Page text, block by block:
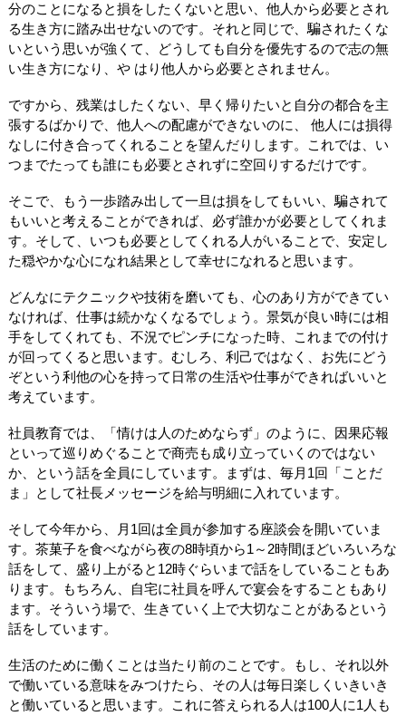
分のことになると損をしたくないと思い、他人から必要とされ
る生き方に踏み出せないのです。それと同じで、騙されたくな
いという思いが強くて、どうしても自分を優先するので志の無
い生き方になり、や はり他人から必要とされません。
ですから、残業はしたくない、早く帰りたいと自分の都合を主
張するばかりで、他人への配慮ができないのに、 他人には損得
なしに付き合ってくれることを望んだりします。これでは、い
つまでたっても誰にも必要とされずに空回りするだけです。
そこで、もう一歩踏み出して一旦は損をしてもいい、騙されて
もいいと考えることができれば、必ず誰かが必要としてくれま
す。そして、いつも必要としてくれる人がいることで、安定し
た穏やかな心になれ結果として幸せになれると思います。
どんなにテクニックや技術を磨いても、心のあり方ができてい
なければ、仕事は続かなくなるでしょう。景気が良い時には相
手をしてくれても、不況でピンチになった時、これまでの付け
が回ってくると思います。むしろ、利己ではなく、お先にどう
ぞという利他の心を持って日常の生活や仕事ができればいいと
考えています。
社員教育では、「情けは人のためならず」のように、因果応報
といって巡りめぐることで商売も成り立っていくのではない
か、という話を全員にしています。まずは、毎月1回「ことだ
ま」として社長メッセージを給与明細に入れています。
そして今年から、月1回は全員が参加する座談会を開いていま
す。茶菓子を食べながら夜の8時頃から1～2時間ほどいろいろな
話をして、盛り上がると12時ぐらいまで話をしていることもあ
ります。もちろん、自宅に社員を呼んで宴会をすることもあり
ます。そういう場で、生きていく上で大切なことがあるという
話をしています。
生活のために働くことは当たり前のことです。もし、それ以外
で働いている意味をみつけたら、その人は毎日楽しくいきいき
と働いていると思います。これに答えられる人は100人に1人も